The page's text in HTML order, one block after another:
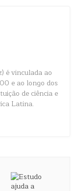
é vinculada ao
e ao longo dos
de ciência e
Latina.